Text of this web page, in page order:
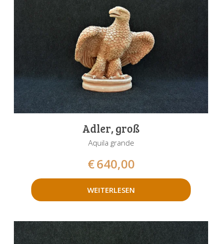
Adler, groß
Aquila grande
€640,00
WEITERLESEN